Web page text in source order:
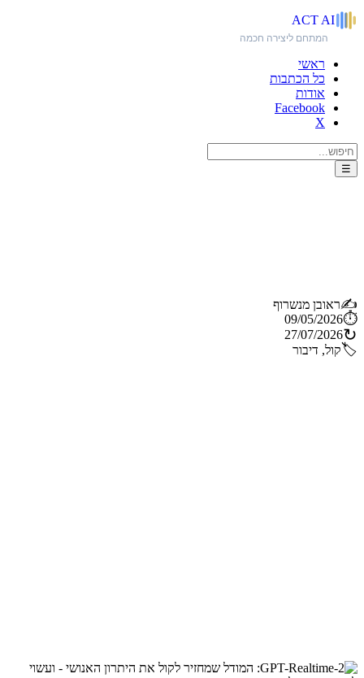
ACT AI
המתחם ליצירה חכמה
ראשי
כל הכתבות
אודות
Facebook
X
☰
✍️ראובן מנשרוף
⏱️
09/05/2026
↻
27/07/2026
🏷️קול, דיבור